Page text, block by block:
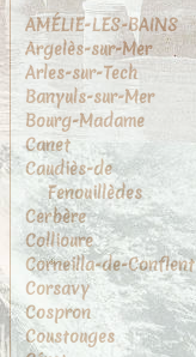
AMÉLIE-LES-BAINS
Argelès-sur-Mer
Arles-sur-Tech
Banyuls-sur-Mer
Bourg-Madame
Canet
Caudiès-de
Fenouillèdes
Cerbère
Collioure
Corneilla-de-Conflent
Corsavy
Cospron
Coustouges